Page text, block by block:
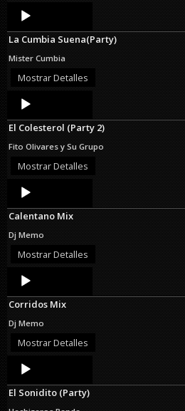
Audio
Player
La Cumbia Suena(Party)
Mister Cumbia
Mostrar Detalles
Audio
Player
El Colesterol (Party 2)
Fito Olivares y Su Grupo
Mostrar Detalles
Audio
Player
Calentano Mix
Dj Memo
Mostrar Detalles
Audio
Player
Corridos Mix
Dj Memo
Mostrar Detalles
Audio
Player
El Sonidito (Party)